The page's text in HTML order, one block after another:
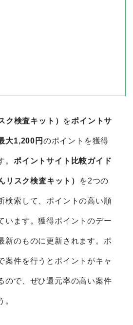
ク検査キット） をポイントサ
大1,200円 のポイントを獲得
。 ポイントサイト比較ガイド
リスク検査キット） を2つの
検索して、ポイントの高い順
います。獲得ポイントのデー
新のものに更新されます。ポ
案件を行うとポイントがキャ
ので、ぜひ還元率の高い案件
。